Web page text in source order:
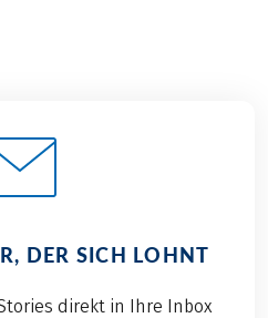
DER SICH LOHNT
direkt in Ihre Inbox